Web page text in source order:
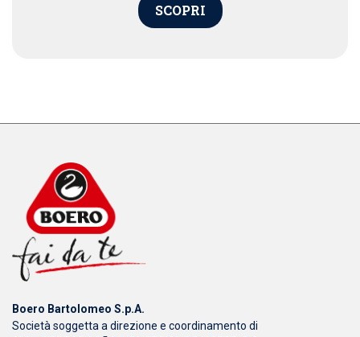
SCOPRI
Boero Bartolomeo S.p.A.
Società soggetta a direzione e coordinamento di